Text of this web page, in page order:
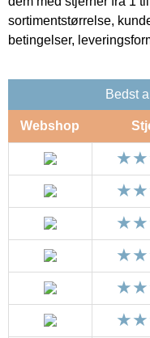
sortimentstørrelse,
betingelser,
Bedst
Webshop